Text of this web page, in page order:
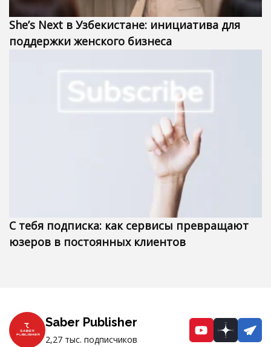
She’s Next в Узбекистане: инициатива для
поддержки женского бизнеса
С тебя подписка: как сервисы превращают
юзеров в постоянных клиентов
Saber Publisher
2,27 тыс. подписчиков
YouTubeDzen